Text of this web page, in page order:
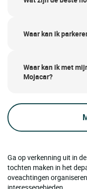
Waar kan ik
Waar kan ik met
Mojacar?
Ga op verkenning uit in
tochten maken in het
oveachtingen